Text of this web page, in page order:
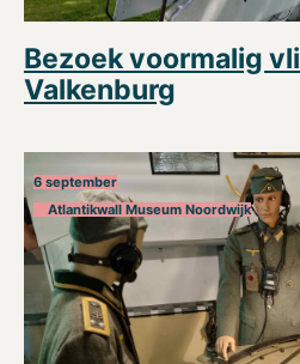
Bezoek voormalig
Valkenburg
6 september
Atlantikwall Museum Noordwijk